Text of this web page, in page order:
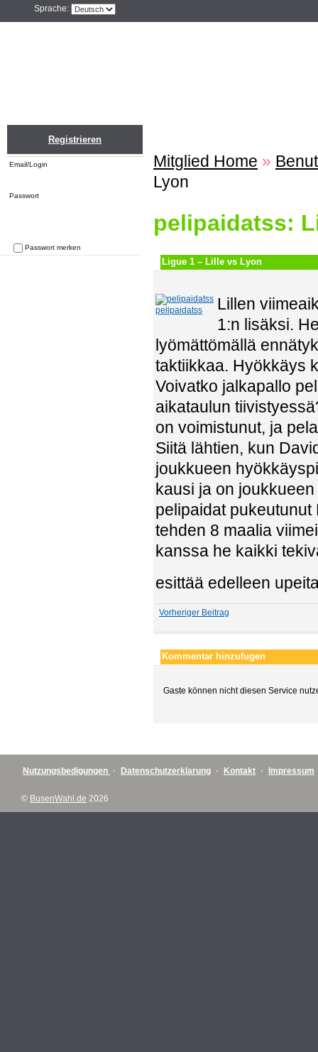
Sprache:
Registrieren
Email/Login
Passwort
Passwort merken
Mitglied Home »
Lyon
pelipaidatss:
Ligue 1 – Lille vs Lyon
pelipaidatss
Lillen
1:n lisäksi.
lyömättömällä
taktiikkaa. Hyökkäys
Voivatko jalkapallo
aikataulun
on voimistunut, ja
Siitä lähtien, kun
joukkueen
kausi ja on
pelipaidat
tehden 8 maalia
kanssa he kaikki
esittää edelleen
Vorheriger Beitrag
Kommentar hinzufugen
Gaste können nicht diesen Service
Nutzungsbedigungen · Datenschutzerklarung · Kontakt · Impressum
© BusenWahl.de 2026